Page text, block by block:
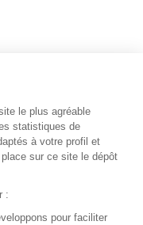
SAFI
le plus agréable
statistiques de
à votre profil et
sur ce site le dépôt
:
pour faciliter